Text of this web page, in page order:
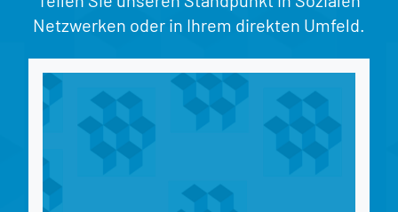
Netzwerken oder in Ihrem direkten Umfeld.